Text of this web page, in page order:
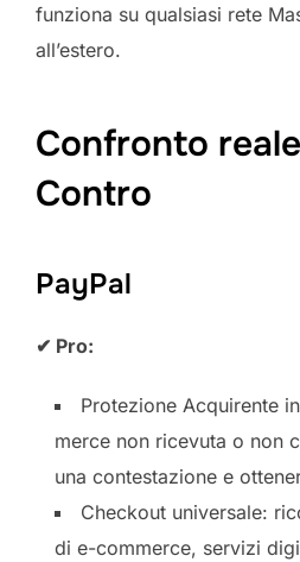
funziona su qualsiasi rete
all’estero.
Confronto
Contro
PayPal
✔ Pro:
Protezione Acquirente
merce non ricevuta o non
una contestazione e
Checkout universale:
di e-commerce, servizi